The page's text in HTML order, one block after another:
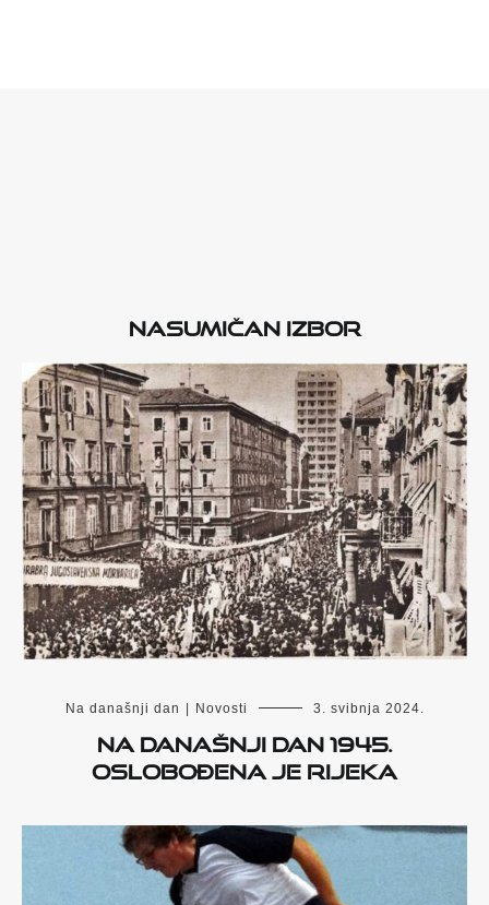
Nasumičan izbor
Na današnji dan Novosti 3. svibnja 2024.
Na današnji dan 1945.
oslobođena je Rijeka